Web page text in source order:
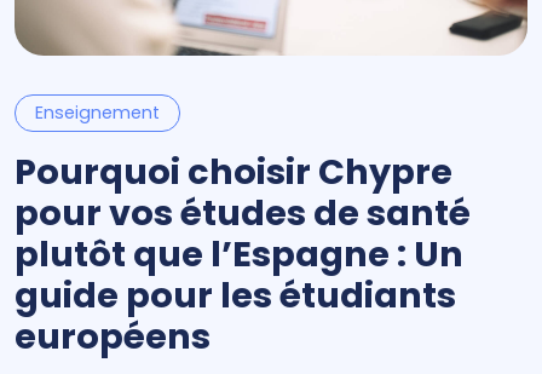
Enseignement
Pourquoi choisir Chypre
pour vos études de santé
plutôt que l’Espagne : Un
guide pour les étudiants
européens